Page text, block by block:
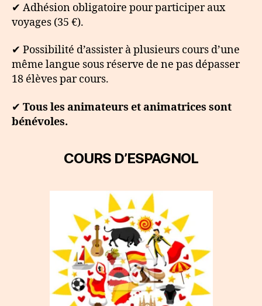
✔ Adhésion obligatoire pour participer aux
voyages (35 €).
✔ Possibilité d’assister à plusieurs cours d’une
même langue sous réserve de ne pas dépasser
18 élèves par cours.
✔ Tous les animateurs et animatrices sont
bénévoles.
COURS D’ESPAGNOL